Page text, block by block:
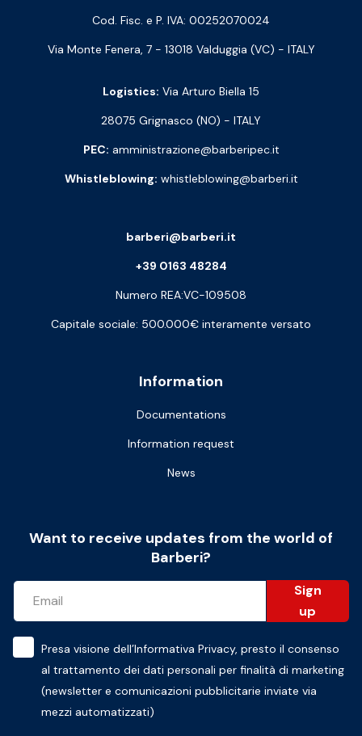
Cod. Fisc. e P. IVA: 00252070024
Via Monte Fenera, 7 - 13018 Valduggia (VC) - ITALY
Logistics: Via Arturo Biella 15
28075 Grignasco (NO) - ITALY
PEC: amministrazione@barberipec.it
Whistleblowing: whistleblowing@barberi.it
Information
Documentations
Information request
News
barberi@barberi.it
+39 0163 48284
Numero REA:VC-109508
Capitale sociale: 500.000€ interamente versato
Want to receive updates from the world of
Barberi?
Sign
up
Presa visione dell’Informativa Privacy, presto il consenso
al trattamento dei dati personali per finalità di marketing
(newsletter e comunicazioni pubblicitarie inviate via
mezzi automatizzati)